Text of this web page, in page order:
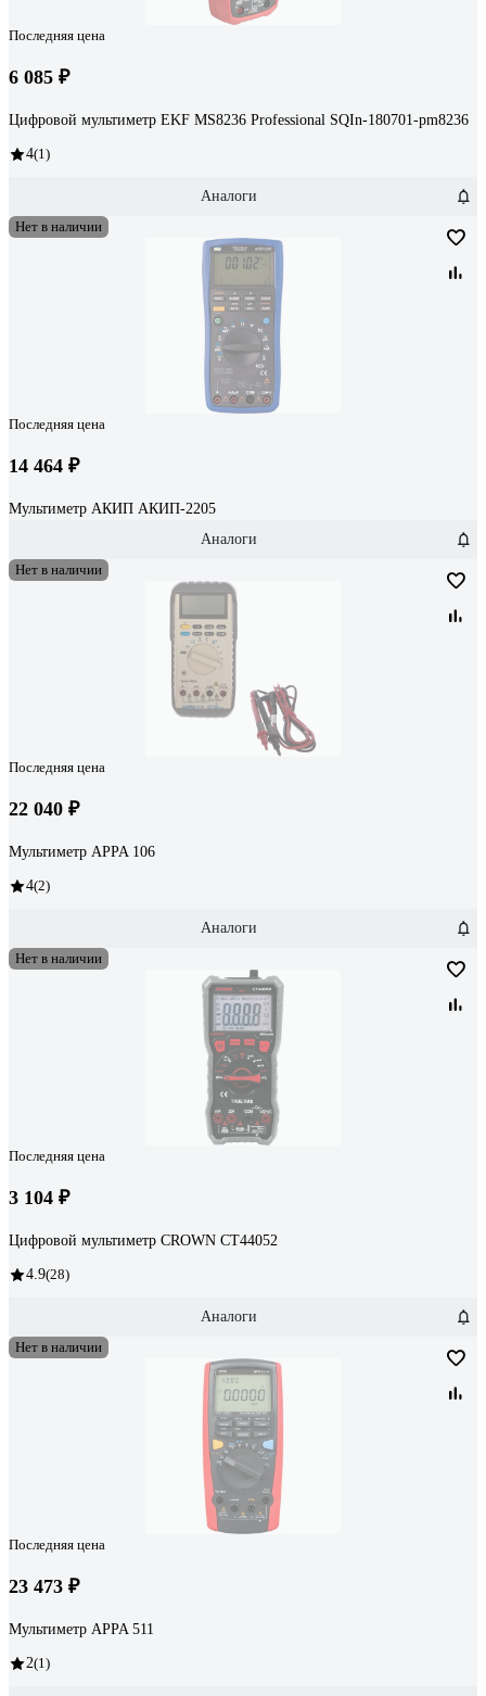
Последняя цена
6 085 ₽
Цифровой мультиметр EKF MS8236 Professional SQIn-180701-pm8236
4(1)
Аналоги
Нет в наличии
Последняя цена
14 464 ₽
Мультиметр АКИП АКИП-2205
Аналоги
Нет в наличии
Последняя цена
22 040 ₽
Мультиметр APPA 106
4(2)
Аналоги
Нет в наличии
Последняя цена
3 104 ₽
Цифровой мультиметр CROWN CT44052
4.9(28)
Аналоги
Нет в наличии
Последняя цена
23 473 ₽
Мультиметр APPA 511
2(1)